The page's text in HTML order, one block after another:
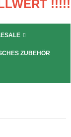
!!!!!
ZUBEHÖR